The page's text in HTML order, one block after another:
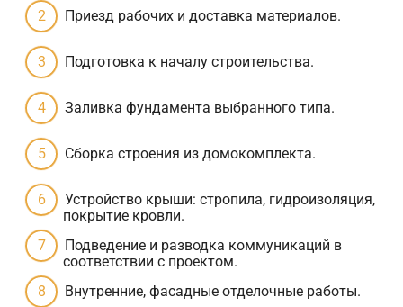
Приезд рабочих и доставка материалов.
Подготовка к началу строительства.
Заливка фундамента выбранного типа.
Сборка строения из домокомплекта.
Устройство крыши: стропила, гидроизоляция,
покрытие кровли.
Подведение и разводка коммуникаций в
соответствии с проектом.
Внутренние, фасадные отделочные работы.